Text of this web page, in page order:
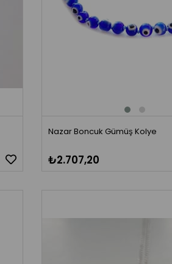
Nazar Boncuk Gümüş Kolye
₺2.707,20